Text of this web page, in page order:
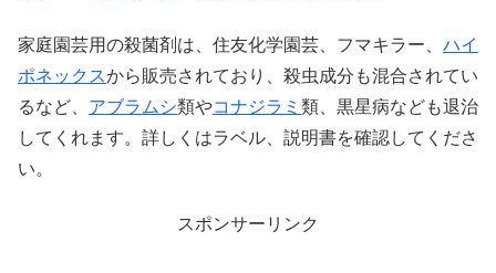
家庭園芸用の殺菌剤は、住友化学園芸、フマキラー、 ハイ
ポネックスから販売されており、殺虫成分も混合されてい
るなど、 アブラムシ類やコナジラミ 類、黒星病なども退治
してくれます。詳しくはラベル、説明書を確認してくださ
い。
スポンサーリンク